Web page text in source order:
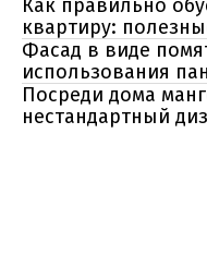
Как правильно
квартиру:
Фасад в виде
использования
Посреди дома
нестандартный